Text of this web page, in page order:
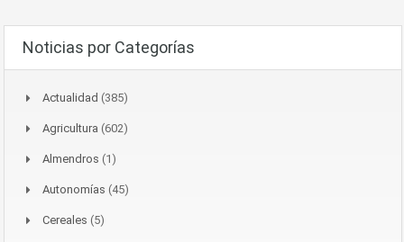
Noticias por Categorías
Actualidad (385)
Agricultura (602)
Almendros (1)
Autonomías (45)
Cereales (5)